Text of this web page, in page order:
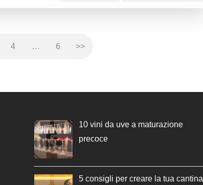
4 … 6 >>
10 vini da uve a maturazione
precoce
5 consigli per creare la tua cantina